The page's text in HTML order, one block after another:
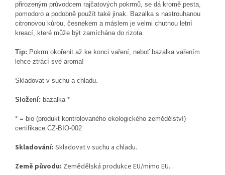
přirozeným průvodcem rajčatových pokrmů, se dá kromě pesta,
pomodoro a podobně použít také jinak. Bazalka s nastrouhanou
citronovou kůrou, česnekem a máslem je velmi chutnou letní
kreací, které může být zamíchána do rizota.
Tip: Pokrm okořenit až ke konci vaření, neboť bazalka vařením
lehce ztrácí své aroma!
Skladovat v suchu a chladu.
Složení: bazalka *
* = bio (produkt kontrolovaného ekologického zemědělství)
certifikace CZ-BIO-002
Skladování: Skladovat v suchu a chladu.
Země původu: Zemědělská produkce EU/mimo EU.